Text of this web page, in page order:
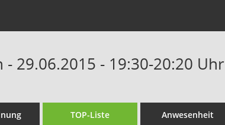
29.06.2015 - 19:30-20:20 Uhr
TOP-Liste Anwesenheit